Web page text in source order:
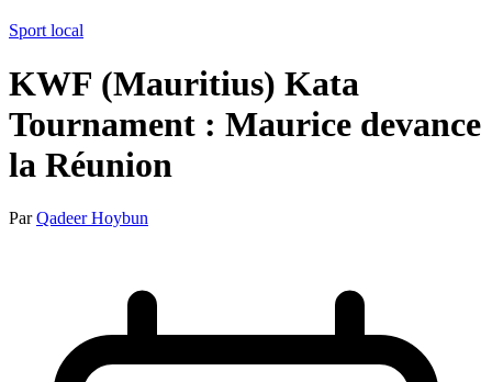
Sport local
KWF (Mauritius) Kata
Tournament : Maurice devance
la Réunion
ParQadeer Hoybun